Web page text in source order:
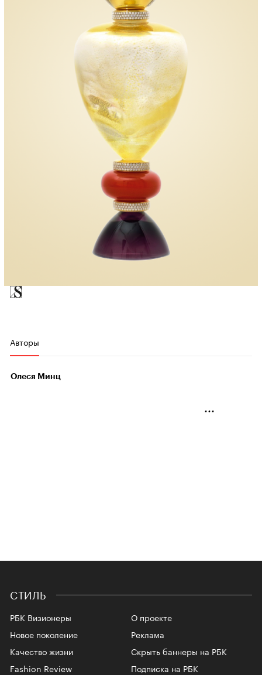
Авторы
Олеся Минц
СТИЛЬ
РБК Визионеры
Новое поколение
Качество жизни
Fashion Review
О проекте
Реклама
Скрыть баннеры на РБК
Подписка на РБК